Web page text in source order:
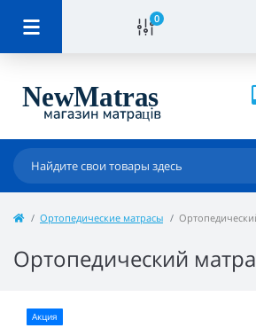
0
Ортопедические матрасы
Ортопедический
Акция